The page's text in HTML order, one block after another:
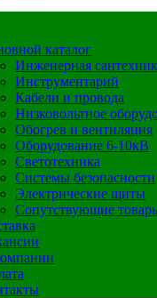
каталог
Инженерная
Инструментарий
Кабели и провода
Низковольтное
Обогрев и вентиляция
Оборудование 6-10кВ
Светотехника
Системы безопасности
Электрические щиты
Сопутствующие